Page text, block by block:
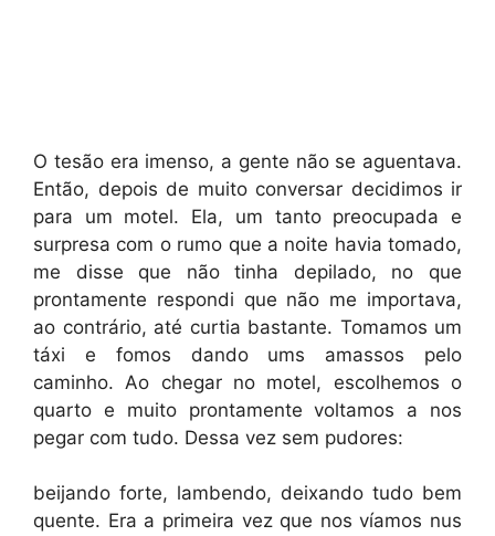
O tesão era imenso, a gente não se aguentava.
Então, depois de muito conversar decidimos ir
para um motel. Ela, um tanto preocupada e
surpresa com o rumo que a noite havia tomado,
me disse que não tinha depilado, no que
prontamente respondi que não me importava,
ao contrário, até curtia bastante. Tomamos um
táxi e fomos dando ums amassos pelo
caminho. Ao chegar no motel, escolhemos o
quarto e muito prontamente voltamos a nos
pegar com tudo. Dessa vez sem pudores:
beijando forte, lambendo, deixando tudo bem
quente. Era a primeira vez que nos víamos nus